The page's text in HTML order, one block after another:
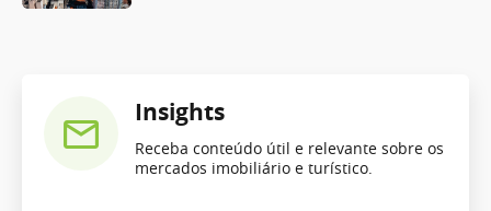
Insights
Receba conteúdo útil e relevante sobre os
mercados imobiliário e turístico.